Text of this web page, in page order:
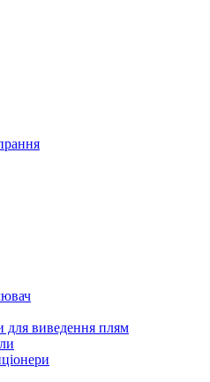
для виведення плям